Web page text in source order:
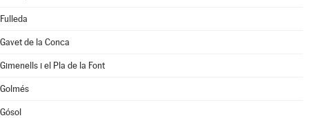
Fulleda
Gavet de la Conca
Gimenells i el Pla de la Font
Golmés
Gósol